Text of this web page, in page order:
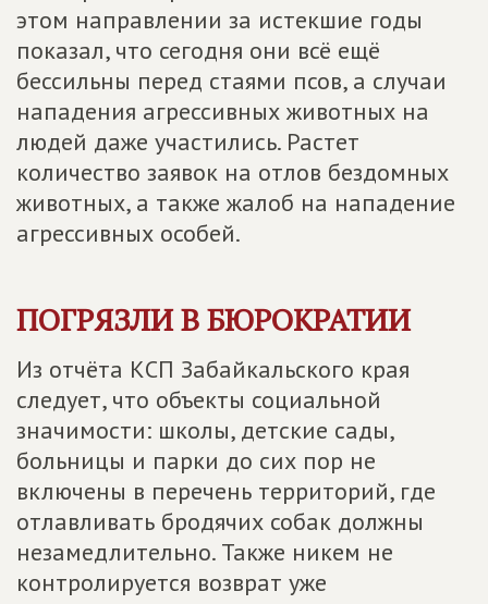
этом направлении за истекшие годы
показал, что сегодня они всё ещё
бессильны перед стаями псов, а случаи
нападения агрессивных животных на
людей даже участились. Растет
количество заявок на отлов бездомных
животных, а также жалоб на нападение
агрессивных особей.
ПОГРЯЗЛИ В БЮРОКРАТИИ
Из отчёта КСП Забайкальского края
следует, что объекты социальной
значимости: школы, детские сады,
больницы и парки до сих пор не
включены в перечень территорий, где
отлавливать бродячих собак должны
незамедлительно. Также никем не
контролируется возврат уже